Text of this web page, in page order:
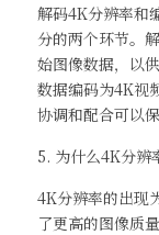
解码4K分辨率和
分的两个环节。
始图像数据，以
数据编码为4K视
协调和配合可以
5. 为什么4K分辨
4K分辨率的出现
了更高的图像质